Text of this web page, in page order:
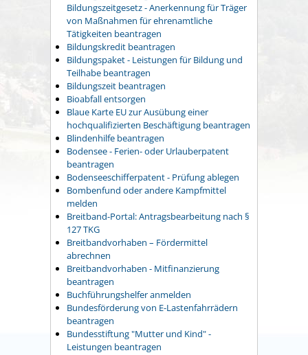
Bildungszeitgesetz - Anerkennung für Träger
von Maßnahmen für ehrenamtliche
Tätigkeiten beantragen
Bildungskredit beantragen
Bildungspaket - Leistungen für Bildung und
Teilhabe beantragen
Bildungszeit beantragen
Bioabfall entsorgen
Blaue Karte EU zur Ausübung einer
hochqualifizierten Beschäftigung beantragen
Blindenhilfe beantragen
Bodensee - Ferien- oder Urlauberpatent
beantragen
Bodenseeschifferpatent - Prüfung ablegen
Bombenfund oder andere Kampfmittel
melden
Breitband-Portal: Antragsbearbeitung nach §
127 TKG
Breitbandvorhaben – Fördermittel
abrechnen
Breitbandvorhaben - Mitfinanzierung
beantragen
Buchführungshelfer anmelden
Bundesförderung von E-Lastenfahrrädern
beantragen
Bundesstiftung "Mutter und Kind" -
Leistungen beantragen